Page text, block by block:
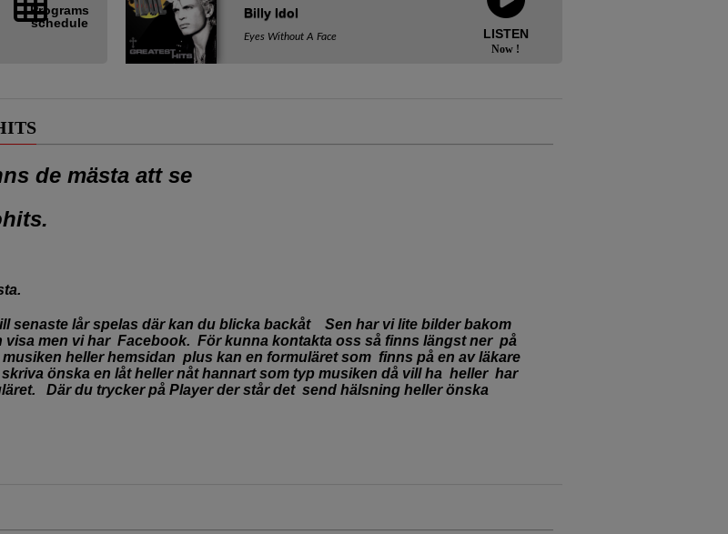
Programs
schedule
LISTEN
Now !
Billy Idol
Eyes Without A Face
de mästa att se
senaste lårspelas där kan du blicka backåt Sen har vi lite bilder bakom
visa men vi har Facebook. För kunna kontakta oss så finns längst ner på
heller hemsidan plus kan en formuläret som finns på en av läkare
önska en låt heller nåthannart som typ musiken då vill ha heller har
Där du trycker på Player der står det send hälsning heller önska